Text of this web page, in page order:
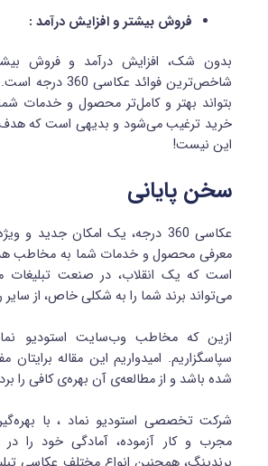
فروش بیشتر و افزایش درآمد :
بدون شک، افزایش درآمد و فروش
شاخص‌ترین فوائد
بتواند بهتر و کامل‌تر محصول و خدمات شما
خرید ترغیب می‌شود و بدیهی است که هدف
این نیست!
سخن پایانی
عکاسی 360 درجه، یک امکان جدید و
معرفی محصول و خدمات شما به مخاطب
است که یک انقلاب، در صنعت
می‌تواند برند شما را به شکلی خاص، از سایر
ازین که مخاطب وب‌سایت استودیو
سپاسگزاریم. امیدواریم این مقاله
شده باشد و از مطالعه‌ی آن بهره‌ی کافی را
شرکت تخصصی استودیو نماد ، با
مجرب و کار آزموده، آمادگی خود را در